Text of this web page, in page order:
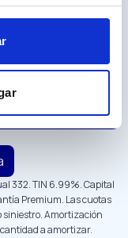
332. TIN 6.99%. Capital
Premium. Las cuotas
siniestro. Amortización
a amortizar.